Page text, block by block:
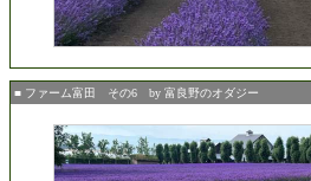
■ ファーム富田 その6 by 富良野のオダジー